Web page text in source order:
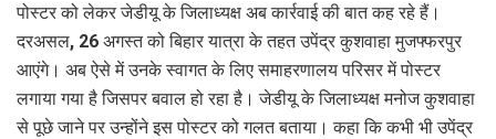
पोस्टर को लेकर जेडीयू के जिलाध्यक्ष अब कार्रवाई की बात कह रहे हैं।
दरअसल, 26 अगस्त को बिहार यात्रा के तहत उपेंद्र कुशवाहा मुजफ्फरपुर
आएंगे। अब ऐसे में उनके स्वागत के लिए समाहरणालय परिसर में पोस्टर
लगाया गया है जिसपर बवाल हो रहा है। जेडीयू के जिलाध्यक्ष मनोज कुशवाहा
से पूछे जाने पर उन्होंने इस पोस्टर को गलत बताया। कहा कि कभी भी उपेंद्र